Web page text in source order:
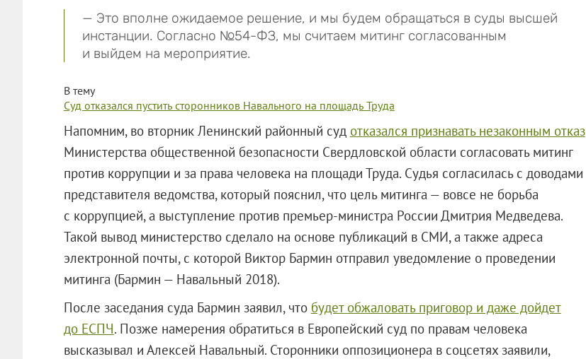
— Это вполне ожидаемое решение, и мы будем обращаться в суды высшей
инстанции. Согласно №54-ФЗ, мы считаем митинг согласованным
и выйдем на мероприятие.
В тему
Суд отказался пустить сторонников Навального на площадь Труда
Напомним, во вторник Ленинский районный суд отказался признавать незаконным отказ
Министерства общественной безопасности Свердловской области согласовать митинг
против коррупции и за права человека на площади Труда. Судья согласилась с доводами
представителя ведомства, который пояснил, что цель митинга — вовсе не борьба
с коррупцией, а выступление против премьер-министра России Дмитрия Медведева.
Такой вывод министерство сделало на основе публикаций в СМИ, а также адреса
электронной почты, с которой Виктор Бармин отправил уведомление о проведении
митинга (Бармин — Навальный 2018).
После заседания суда Бармин заявил, что будет обжаловать приговор и даже дойдет
до ЕСПЧ. Позже намерения обратиться в Европейский суд по правам человека
высказывал и Алексей Навальный. Сторонники оппозиционера в соцсетях заявили,